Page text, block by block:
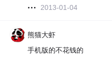
2013-01-04
熊猫大虾
手机版的不花钱的